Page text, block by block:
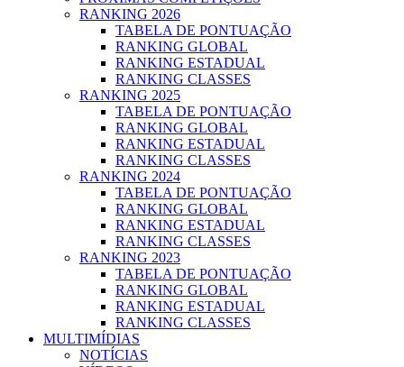
RANKING 2026
TABELA DE PONTUAÇÃO
RANKING GLOBAL
RANKING ESTADUAL
RANKING CLASSES
RANKING 2025
TABELA DE PONTUAÇÃO
RANKING GLOBAL
RANKING ESTADUAL
RANKING CLASSES
RANKING 2024
TABELA DE PONTUAÇÃO
RANKING GLOBAL
RANKING ESTADUAL
RANKING CLASSES
RANKING 2023
TABELA DE PONTUAÇÃO
RANKING GLOBAL
RANKING ESTADUAL
RANKING CLASSES
MULTIMÍDIAS
NOTÍCIAS